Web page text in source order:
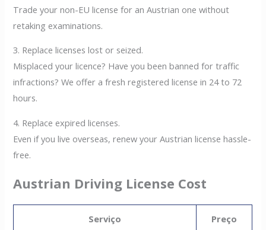
Trade your non-EU license for an Austrian one without
retaking examinations.
3. Replace licenses lost or seized.
Misplaced your licence? Have you been banned for traffic
infractions? We offer a fresh registered license in 24 to 72
hours.
4. Replace expired licenses.
Even if you live overseas, renew your Austrian license hassle-
free.
Austrian Driving License Cost
Serviço Preço